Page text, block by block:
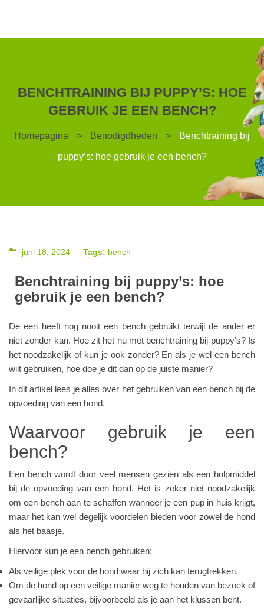
BENCHTRAINING BIJ PUPPY’S: HOE
GEBRUIK JE EEN BENCH?
Homepagina > Benodigdheden > Benchtraining bij
puppy’s: hoe gebruik je een bench?
juni 18, 2024 Tags: bench
Benchtraining bij puppy’s: hoe
gebruik je een bench?
De een heeft nog nooit een bench gebruikt terwijl de ander er
niet zonder kan. Hoe zit het nu met benchtraining bij puppy’s? Is
het noodzakelijk of kun je ook zonder? En als je wel een bench
wilt gebruiken, hoe doe je dit dan op de juiste manier?
In dit artikel lees je alles over het gebruiken van een bench bij de
opvoeding van een hond.
Waarvoor gebruik je een
bench?
Een bench wordt door veel mensen gezien als een hulpmiddel
bij de opvoeding van een hond. Het is zeker niet noodzakelijk
om een bench aan te schaffen wanneer je een pup in huis krijgt,
maar het kan wel degelijk voordelen bieden voor zowel de hond
als het baasje.
Hiervoor kun je een bench gebruiken:
Als veilige plek voor de hond waar hij zich kan terugtrekken.
Om de hond op een veilige manier weg te houden van bezoek of
gevaarlijke situaties, bijvoorbeeld als je aan het klussen bent.